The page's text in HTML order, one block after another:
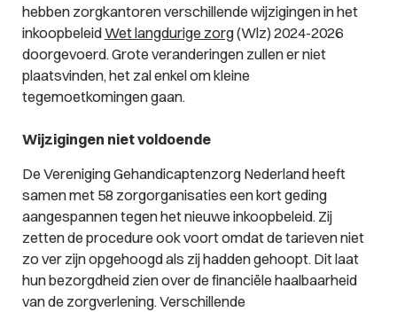
hebben zorgkantoren verschillende wijzigingen in het
inkoopbeleidWet langdurige zorg(Wlz) 2024-2026
doorgevoerd. Grote veranderingen zullen er niet
plaatsvinden, het zal enkel om kleine
tegemoetkomingen gaan.
Wijzigingen niet voldoende
De Vereniging Gehandicaptenzorg Nederland heeft
samen met 58 zorgorganisaties een kort geding
aangespannen tegen het nieuwe inkoopbeleid. Zij
zetten de procedure ook voort omdat de tarieven niet
zo ver zijn opgehoogd als zij hadden gehoopt. Dit laat
hun bezorgdheid zien over de financiële haalbaarheid
van de zorgverlening. Verschillende